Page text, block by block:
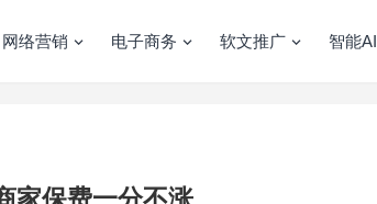
网络营销 电子商务 软文推广 智能AI